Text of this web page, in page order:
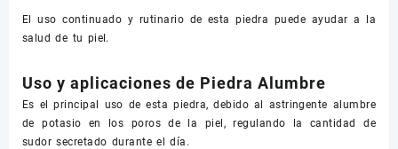
El uso continuado y rutinario de esta piedra puede ayudar a la
salud de tu piel.
Uso y aplicaciones de Piedra Alumbre
Es el principal uso de esta piedra, debido al astringente alumbre
de potasio en los poros de la piel, regulando la cantidad de
sudor secretado durante el día.